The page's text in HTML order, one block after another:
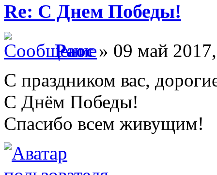
Re: С Днем Победы!
Раос» 09 май
С праздником вас,
С Днём Победы!
Спасибо всем живущим!